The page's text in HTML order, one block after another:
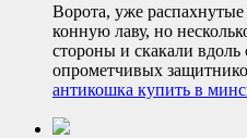
Ворота, уже
конную лаву, но
стороны и скакали вдоль
опрометчивых
антикошка купить в